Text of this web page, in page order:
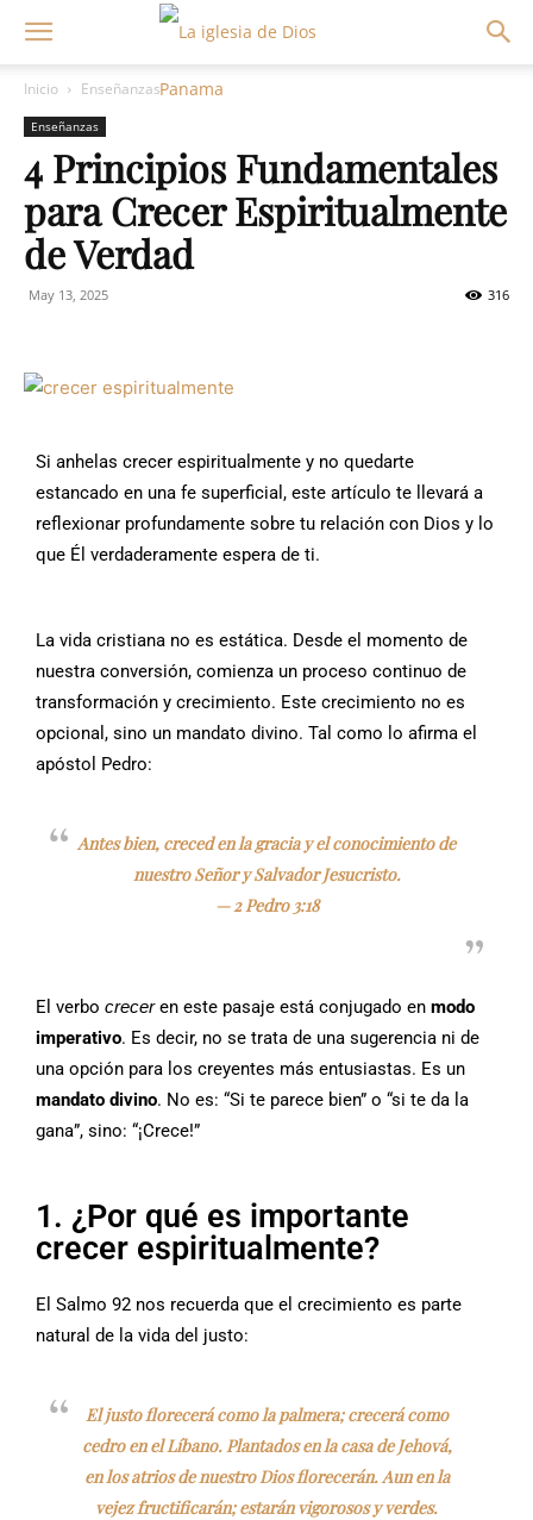
Inicio Enseñanzas
Enseñanzas
4 Principios Fundamentales
para Crecer Espiritualmente
de Verdad
May 13, 2025 316
Si anhelas crecer espiritualmente y no quedarte
estancado en una fe superficial, este artículo te llevará a
reflexionar profundamente sobre tu relación con Dios y lo
que Él verdaderamente espera de ti.
La vida cristiana no es estática. Desde el momento de
nuestra conversión, comienza un proceso continuo de
transformación y crecimiento. Este crecimiento no es
opcional, sino un mandato divino. Tal como lo afirma el
apóstol Pedro:
Antes bien, creced en la gracia y el conocimiento de
nuestro Señor y Salvador Jesucristo.
—2 Pedro 3:18
El verbo creceren este pasaje está conjugado en modo
imperativo. Es decir, no se trata de una sugerencia ni de
una opción para los creyentes más entusiastas. Es un
mandato divino. No es: “Si te parece bien” o “si te da la
gana”, sino: “¡Crece!”
1. ¿Por qué es importante
crecer espiritualmente?
El Salmo 92 nos recuerda que el crecimiento es parte
natural de la vida del justo:
El justo florecerá como la palmera; crecerá como
cedro en el Líbano. Plantados en la casa de Jehová,
en los atrios de nuestro Dios florecerán. Aun en la
vejez fructificarán; estarán vigorosos y verdes.